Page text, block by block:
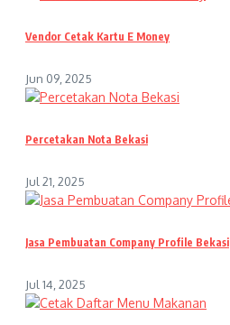
Vendor Cetak Kartu E Money
Jun 09, 2025
Percetakan Nota Bekasi
Jul 21, 2025
Jasa Pembuatan Company Profile Bekasi
Jul 14, 2025